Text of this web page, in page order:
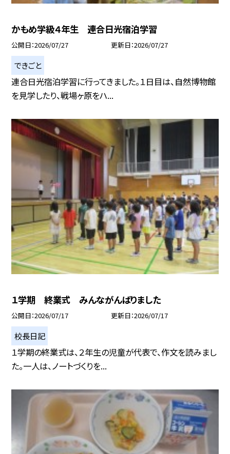
かもめ学級４年生 連合日光宿泊学習
公開日 2026/07/27 更新日 2026/07/27
できごと
連合日光宿泊学習に行ってきました。１日目は、自然博物館
を見学したり、戦場ヶ原をハ...
１学期 終業式 みんながんばりました
公開日 2026/07/17 更新日 2026/07/17
校長日記
１学期の終業式は、２年生の児童が代表で、作文を読みまし
た。一人は、ノートづくりを...